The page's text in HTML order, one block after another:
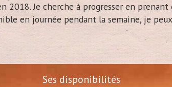
2018. Je cherche à progresser en
en journée pendant la semaine, je
Ses disponibilités